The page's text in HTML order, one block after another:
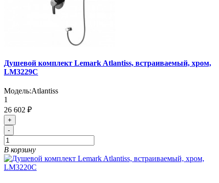
Душевой комплект Lemark Atlantiss, встраиваемый, хром,
LM3229C
Модель:Atlantiss
1
26 602 ₽
+
-
В корзину